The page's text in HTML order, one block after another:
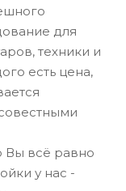
для
техники и
есть цена,
Вы всё равно
у нас -